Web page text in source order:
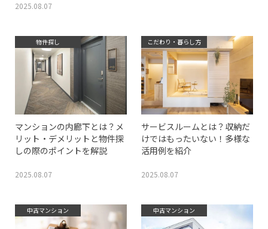
2025.08.07
物件探し
マンションの内廊下とは？メ
リット・デメリットと物件探
しの際のポイントを解説
2025.08.07
こだわり・暮らし方
サービスルームとは？収納だ
けではもったいない！多様な
活用例を紹介
2025.08.07
中古マンション 中古マンション